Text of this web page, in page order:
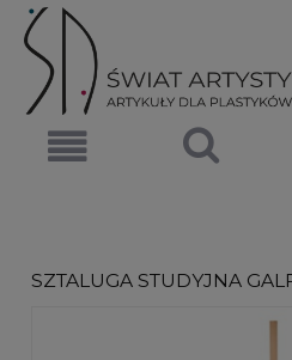
SZTALUGA STUDYJNA